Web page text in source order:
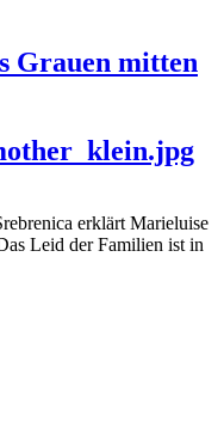
Grauen mitten
erklärt Marieluise
Leid der Familien ist in